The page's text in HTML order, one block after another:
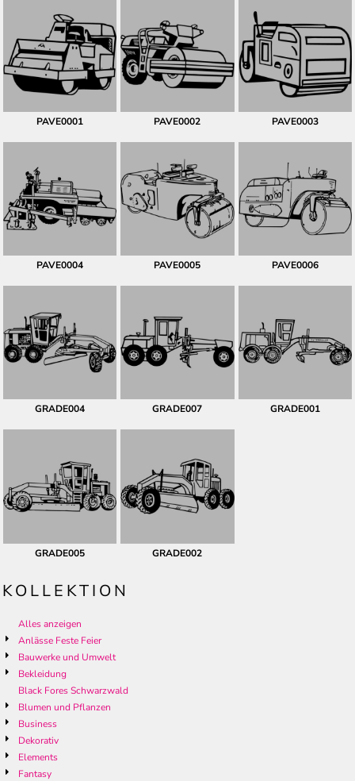
PAVE0001 PAVE0002 PAVE0003
PAVE0004 PAVE0005 PAVE0006
GRADE004 GRADE007 GRADE001
GRADE005 GRADE002
KOLLEKTION
Alles anzeigen
Anlässe Feste Feier
Bauwerke und Umwelt
Bekleidung
Black Fores Schwarzwald
Blumen und Pflanzen
Business
Dekorativ
Elements
Fantasy